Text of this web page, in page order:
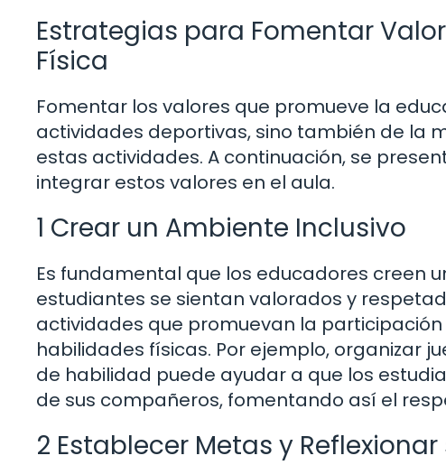
Estrategias para Fomentar
Física
Fomentar los valores que promueve la
actividades deportivas, sino también de la
estas actividades. A continuación, se
integrar estos valores en el aula.
1 Crear un Ambiente Inclusivo
Es fundamental que los educadores creen
estudiantes se sientan valorados y
actividades que promuevan la
habilidades físicas. Por ejemplo, organizar
de habilidad puede ayudar a que los
de sus compañeros, fomentando así el
2 Establecer Metas y